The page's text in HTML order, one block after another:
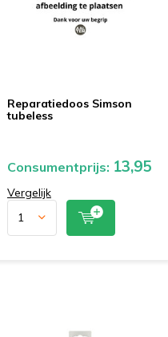
Reparatiedoos Simson
tubeless
Consumentprijs: 13,95
Vergelijk